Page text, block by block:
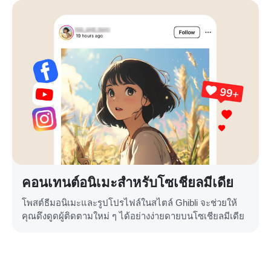
คอนเทนต์อนิเมะสำหรับโซเชียลมีเดีย
โพสต์ธีมอนิเมะและรูปโปรไฟล์ในสไตล์ Ghibli จะช่วยให้
คุณดึงดูดผู้ติดตามใหม่ ๆ ได้อย่างง่ายดายบนโซเชียลมีเดีย